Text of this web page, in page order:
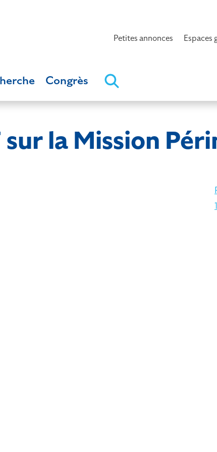
Petites annonces Espaces
Congrès
la Mission
1